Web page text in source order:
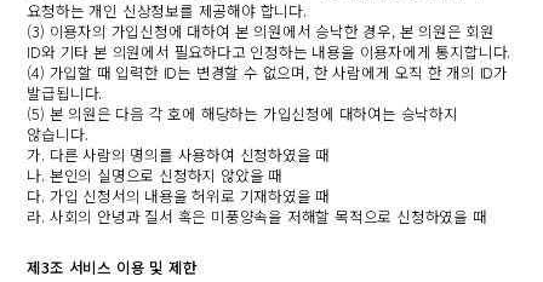
요청하는 개인 신상정보를 제공해야 합니다.
(3) 이용자의 가입신청에 대하여 본 의원에서 승낙한 경우, 본 의원은 회원
ID와 기타 본 의원에서 필요하다고 인정하는 내용을 이용자에게 통지합니다.
(4) 가입할 때 입력한 ID는 변경할 수 없으며, 한 사람에게 오직 한 개의 ID가
발급됩니다.
(5) 본 의원은 다음 각 호에 해당하는 가입신청에 대하여는 승낙하지
않습니다.
가. 다른 사람의 명의를 사용하여 신청하였을 때
나. 본인의 실명으로 신청하지 않았을 때
다. 가입 신청서의 내용을 허위로 기재하였을 때
라. 사회의 안녕과 질서 혹은 미풍양속을 저해할 목적으로 신청하였을 때
제3조 서비스 이용 및 제한